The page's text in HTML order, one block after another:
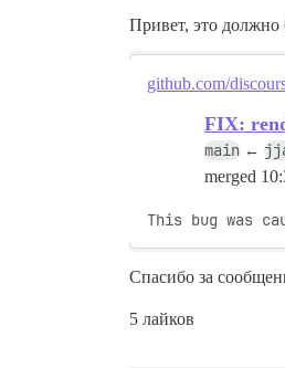
Привет, это
github.com/
FIX:
main ←
merged
This bug was
Спасибо за
5 лайков